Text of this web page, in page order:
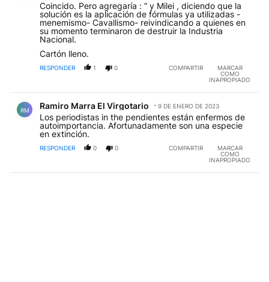
Coincido. Pero agregaría : “ y Milei , diciendo que la
solución es la aplicación de fórmulas ya utilizadas -
menemismo- Cavallismo- reivindicando a quienes en
su momento terminaron de destruir la Industria
Nacional.
Cartón lleno.
RESPONDER 1 0 COMPARTIR
MARCAR
COMO
INAPROPIADO
RM Ramiro Marra El Virgotario 9 DE ENERO DE 2023
Los periodistas in the pendientes están enfermos de
autoimportancia. Afortunadamente son una especie
en extinción.
RESPONDER 0 0 COMPARTIR
MARCAR
COMO
INAPROPIADO